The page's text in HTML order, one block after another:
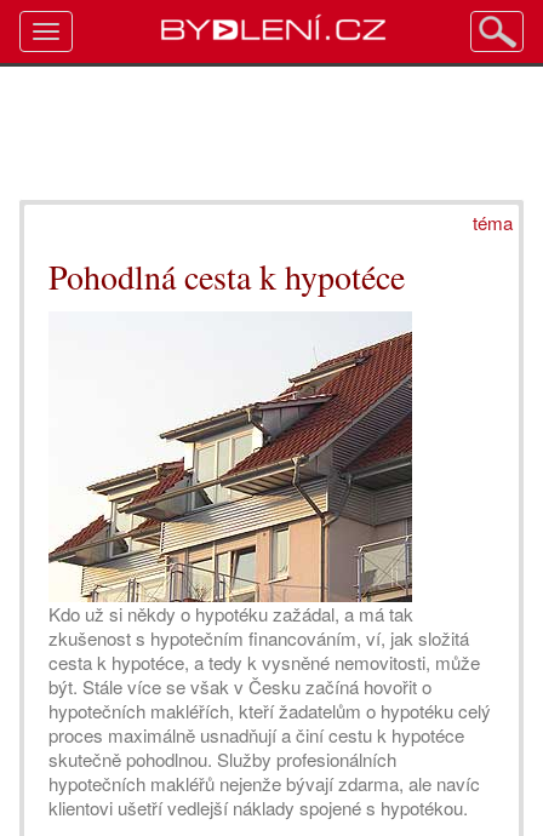
téma
Pohodlná cesta k hypotéce
Kdo už si někdy o hypotéku zažádal, a má tak
zkušenost s hypotečním financováním, ví, jak složitá
cesta k hypotéce, a tedy k vysněné nemovitosti, může
být. Stále více se však v Česku začíná hovořit o
hypotečních makléřích, kteří žadatelům o hypotéku celý
proces maximálně usnadňují a činí cestu k hypotéce
skutečně pohodlnou. Služby profesionálních
hypotečních makléřů nejenže bývají zdarma, ale navíc
klientovi ušetří vedlejší náklady spojené s hypotékou.
Toggle
navigation